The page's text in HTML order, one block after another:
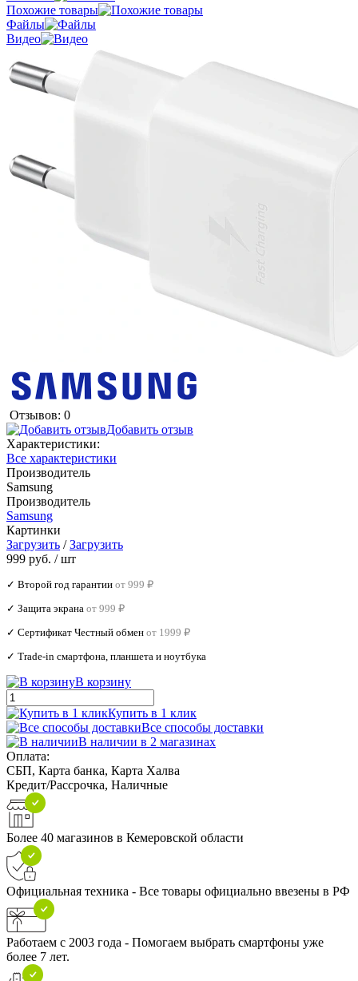
Похожие товары
Файлы
Видео
Отзывов: 0
Добавить отзыв
Характеристики:
Все характеристики
Производитель
Samsung
Производитель
Samsung
Картинки
Загрузить /Загрузить
999 руб. / шт
✓ Второй год гарантии от 999 ₽
✓ Защита экрана от 999 ₽
✓ Сертификат Честный обмен от 1999 ₽
✓ Trade‑in смартфона, планшета и ноутбука
В корзину
Купить в 1 клик
Все способы доставки
В наличии в 2 магазинах
Оплата:
СБП, Карта банка, Карта Халва
Кредит/Рассрочка, Наличные
Более 40 магазинов в Кемеровской области
Официальная техника - Все товары официально ввезены в РФ
Работаем с 2003 года - Помогаем выбрать смартфоны уже
более 7 лет.